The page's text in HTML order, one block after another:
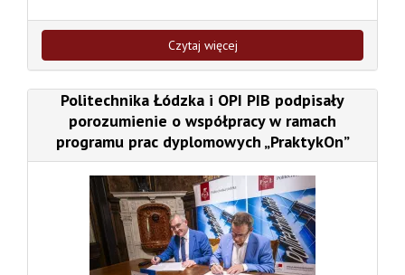
Czytaj więcej
Politechnika Łódzka i OPI PIB podpisały
porozumienie o współpracy w ramach
programu prac dyplomowych „PraktykOn”